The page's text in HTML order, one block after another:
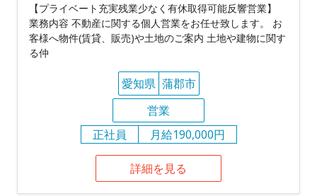
【プライベート充実残業少なく有休取得可能反響営業】
業務内容 不動産に関する個人営業をお任せ致します。 お
客様へ物件(賃貸、販売)や土地のご案内 土地や建物に関す
る仲
愛知県 蒲郡市
営業
正社員
月給190,000円
詳細を見る